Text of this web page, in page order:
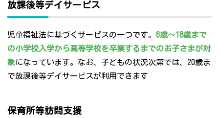
放課後等デイサービス
児童福祉法に基づくサービスの一つです。 6歳～18歳まで
の小学校入学から高等学校を卒業するまでのお子さまが対
象になっています。なお、子どもの状況次第では、20歳ま
で放課後等デイサービスが利用できます
保育所等訪問支援